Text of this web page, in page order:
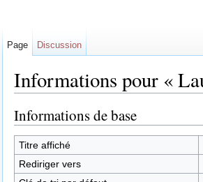
Informations pour «
Informations de base
Titre affiché
Rediriger vers
Page Discussion